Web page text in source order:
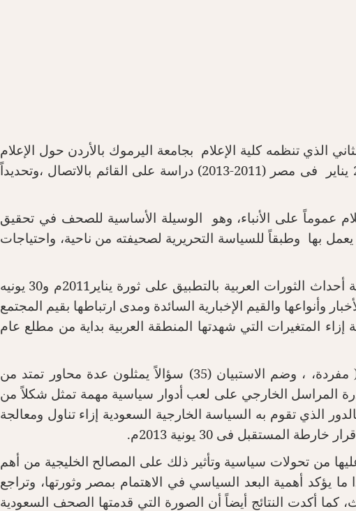
الذي تنظمه كلية الإعلام بجامعة اليرموك بالأردن حول الإعلام
أكتوبر الحالي بدراسة حول التغطية الصحفية السعودية لثورة 25 يناير فى مصر (2011-2013) دراسة على القائم بالاتصال ،وتحديداً
عموماً على الأنباء، وهو الوسيلة الأساسية للصحف في تحقيق
بها وطبقاً للسياسة التحريرية لصحيفته من ناحية، واحتياجات
وتستهدف دراسة الداغر التعرف على الأولويات التي تتحكم في الأداء الإعلامي للمراسل الصحفي أثناء تغطية أحداث الثورات العربية بالتطبيق على ثورة يناير2011م و30 يونيه
وأنواعها والقيم الإخبارية السائدة ومدى ارتباطها بقيم المجتمع
المتغيرات التي شهدتها المنطقة العربية بداية من مطلع عام
وعليه تأتى أهمية الدراسة بالتطبيق على عينة عمدية من المراسلين العاملين بالصحف السعودية بلغت ) 30( مفردة، ، وضم الاستبيان (35) سؤالاً يمثلون عدة محاور تمتد من
المراسل الخارجي على لعب أدوار سياسية مهمة تمثل شكلاً من
الذي تقوم به السياسة الخارجية السعودية إزاء تناول ومعالجة
فى 30 يونية 2013م
.
من تحولات سياسية وتأثير ذلك على المصالح الخليجية من أهم
يؤكد أهمية البعد السياسي في الاهتمام بمصر وثورتها، وتراجع
كما أكدت النتائج أيضاً أن الصورة التي قدمتها الصحف السعودية